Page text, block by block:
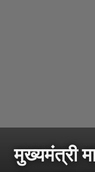
मुख्यमंत्री